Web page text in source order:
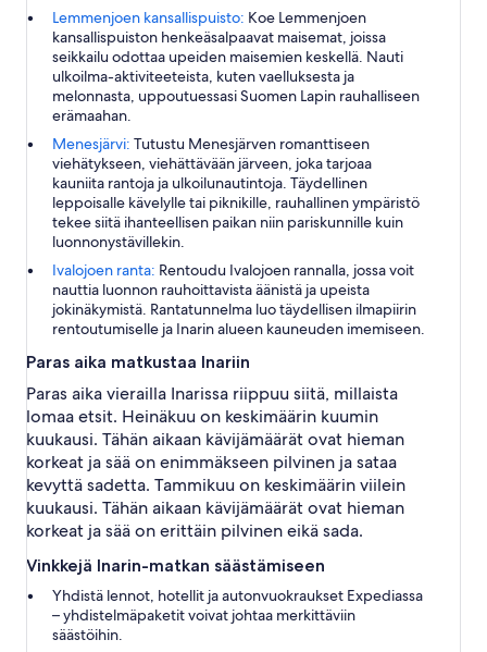
Lemmenjoen kansallispuisto: Koe Lemmenjoen
kansallispuiston henkeäsalpaavat maisemat, joissa
seikkailu odottaa upeiden maisemien keskellä. Nauti
ulkoilma-aktiviteeteista, kuten vaelluksesta ja
melonnasta, uppoutuessasi Suomen Lapin rauhalliseen
erämaahan.
Menesjärvi: Tutustu Menesjärven romanttiseen
viehätykseen, viehättävään järveen, joka tarjoaa
kauniita rantoja ja ulkoilunautintoja. Täydellinen
leppoisalle kävelylle tai piknikille, rauhallinen ympäristö
tekee siitä ihanteellisen paikan niin pariskunnille kuin
luonnonystävillekin.
Ivalojoen ranta: Rentoudu Ivalojoen rannalla, jossa voit
nauttia luonnon rauhoittavista äänistä ja upeista
jokinäkymistä. Rantatunnelma luo täydellisen ilmapiirin
rentoutumiselle ja Inarin alueen kauneuden imemiseen.
Paras aika matkustaa Inariin
Paras aika vierailla Inarissa riippuu siitä, millaista
lomaa etsit. Heinäkuu on keskimäärin kuumin
kuukausi. Tähän aikaan kävijämäärät ovat hieman
korkeat ja sää on enimmäkseen pilvinen ja sataa
kevyttä sadetta. Tammikuu on keskimäärin viilein
kuukausi. Tähän aikaan kävijämäärät ovat hieman
korkeat ja sää on erittäin pilvinen eikä sada.
Vinkkejä Inarin-matkan säästämiseen
Yhdistä lennot, hotellit ja autonvuokraukset Expediassa
– yhdistelmäpaketit voivat johtaa merkittäviin
säästöihin.